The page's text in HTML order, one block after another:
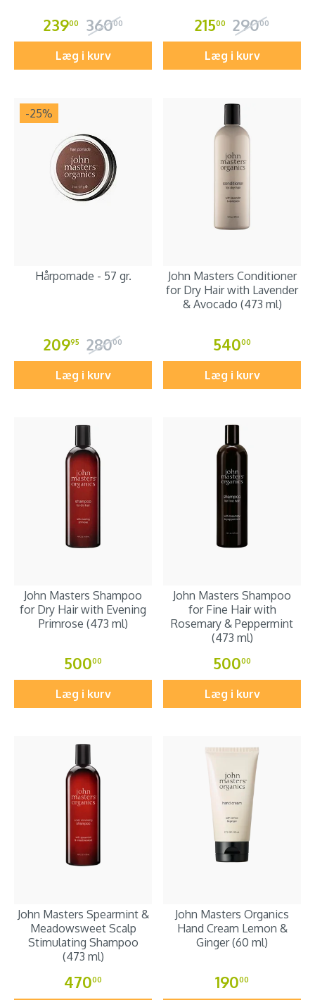
23900 36000
Læg i kurv
21500 29000
Læg i kurv
-25%
Hårpomade - 57 gr.
20995 28000
Læg i kurv
John Masters Conditioner
for Dry Hair with Lavender
& Avocado (473 ml)
54000
Læg i kurv
John Masters Shampoo
for Dry Hair with Evening
Primrose (473 ml)
50000
Læg i kurv
John Masters Shampoo
for Fine Hair with
Rosemary & Peppermint
(473 ml)
50000
Læg i kurv
John Masters Spearmint &
Meadowsweet Scalp
Stimulating Shampoo
(473 ml)
47000
John Masters Organics
Hand Cream Lemon &
Ginger (60 ml)
19000